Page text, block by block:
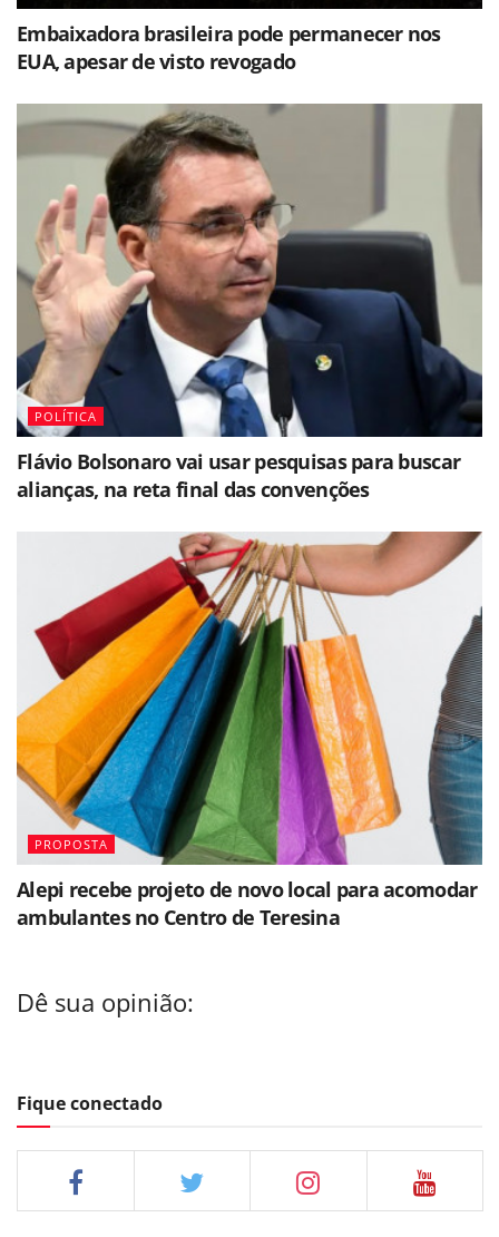
Embaixadora brasileira pode permanecer nos
EUA, apesar de visto revogado
POLÍTICA
Flávio Bolsonaro vai usar pesquisas para buscar
alianças, na reta final das convenções
PROPOSTA
Alepi recebe projeto de novo local para acomodar
ambulantes no Centro de Teresina
Dê sua opinião:
Fique conectado